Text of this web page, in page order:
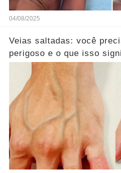
04/08/2025
Veias saltadas: você
perigoso e o que isso